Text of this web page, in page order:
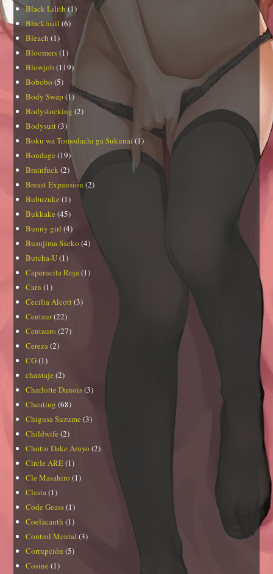
Black Lilith(1)
Blackmail (6)
Bleach (1)
Bloomers(1)
Blowjob (119)
Bobobo (5)
Body Swap (1)
Bodystocking (2)
Bodysuit(3)
Boku wa Tomodachi ga Sukunai (1)
Bondage (19)
Brainfuck (2)
Breast Expansion (2)
Bubuzuke (1)
Bukkake (45)
Bunny girl (4)
Busujima Saeko (4)
Butcha-U(1)
Caperucita Roja(1)
Carn (1)
Cecilia Alcott (3)
Centaur(22)
Centauro (27)
Cereza(2)
CG(1)
chantaje (2)
Charlotte Dunois(3)
Cheating (68)
Chigusa Suzume (3)
Childwife (2)
Chotto Dake Aruyo (2)
Circle ARE(1)
Cle Masahiro (1)
Clesta(1)
Code Geass(1)
Coelacanth (1)
Control Mental (3)
Corrupción (5)
Cosine (1)